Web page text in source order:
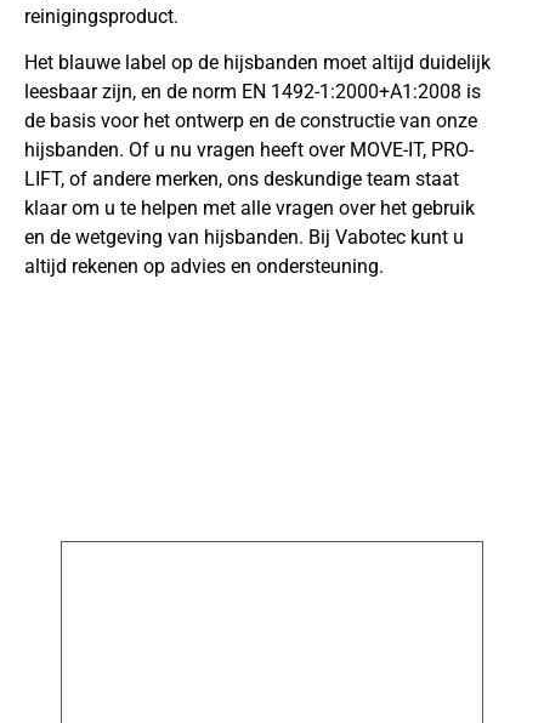
reinigingsproduct.
Het blauwe label op de hijsbanden moet altijd duidelijk
leesbaar zijn, en de norm EN 1492-1:2000+A1:2008 is
de basis voor het ontwerp en de constructie van onze
hijsbanden. Of u nu vragen heeft over MOVE-IT, PRO-
LIFT, of andere merken, ons deskundige team staat
klaar om u te helpen met alle vragen over het gebruik
en de wetgeving van hijsbanden. Bij Vabotec kunt u
altijd rekenen op advies en ondersteuning.